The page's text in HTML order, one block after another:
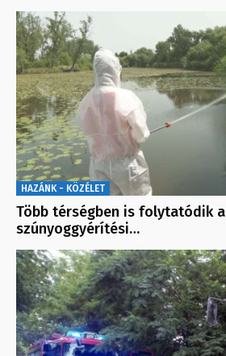
HAZÁNK - KÖZÉLET
Több térségben is folytatódik a
szúnyoggyérítési…